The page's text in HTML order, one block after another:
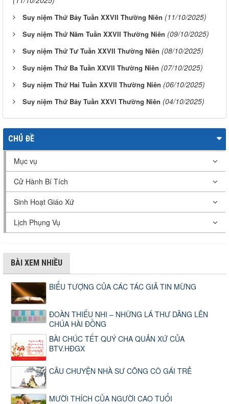
Suy niệm Thứ Bảy Tuần XXVII Thường Niên (11/10/2025)
Suy niệm Thứ Năm Tuần XXVII Thường Niên (09/10/2025)
Suy niệm Thứ Tư Tuần XXVII Thường Niên (08/10/2025)
Suy niệm Thứ Ba Tuần XXVII Thường Niên (07/10/2025)
Suy niệm Thứ Hai Tuần XXVII Thường Niên (06/10/2025)
Suy niệm Thứ Bảy Tuần XXVI Thường Niên (04/10/2025)
CHỦ ĐỀ
Mục vụ
Cử Hành Bí Tích
Sinh Hoạt Giáo Xứ
Lịch Phụng Vụ
BÀI XEM NHIỀU
BIỂU TƯỢNG CỦA CÁC TÁC GIẢ TIN MỪNG
ĐOÀN THIẾU NHI – NHỮNG LÁ THƯ DÂNG LÊN
CHÚA HÀI ĐỒNG
BÀI CHÚC TẾT QUÝ CHA QUẢN XỨ CỦA
BTV.HĐGX
CÂU CHUYỆN NHÀ SƯ CÕNG CÔ GÁI TRẺ
MƯỜI THÍCH CỦA NGƯỜI CAO TUỔI